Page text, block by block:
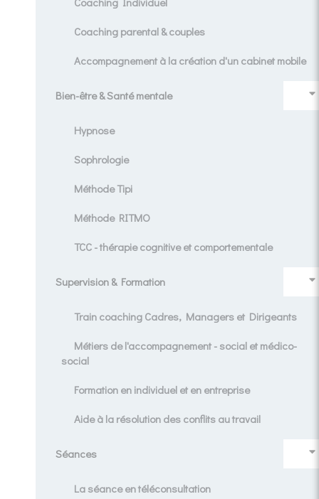
Coaching parental & couples
Accompagnement à la création d'un cabinet mobile
Bien-être & Santé mentale
Hypnose
Sophrologie
Méthode Tipi
Méthode RITMO
TCC - thérapie cognitive et comportementale
Supervision & Formation
Train coaching Cadres, Managers et Dirigeants
Métiers de l'accompagnement - social et médico-
social
Formation en individuel et en entreprise
Aide à la résolution des conflits au travail
Séances
La séance en téléconsultation